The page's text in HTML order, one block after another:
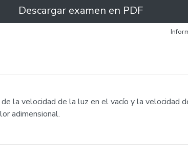
Descargar examen en PDF
la velocidad de la luz en el vacío y la velocidad
adimensional.